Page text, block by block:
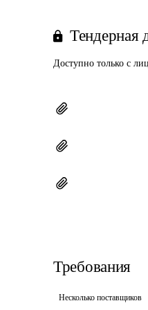
Тендерная
Доступно только с
Требования
Несколько поставщиков